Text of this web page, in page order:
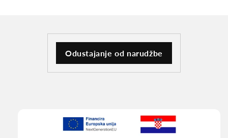
Odustajanje od narudžbe